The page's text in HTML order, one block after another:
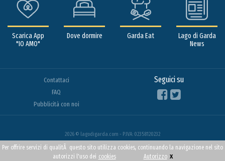
Scarica App
"IO AMO"
Dove dormire Garda Eat
Lago di Garda
News
Contattaci
FAQ
Pubblicità con noi
Seguici su
2026 © lagodigarda.com - P.IVA: 02358120232
Per offrire servizi di qualitÃ questo sito utilizza cookies, continuando la navigazione nel sito
autorizzi l'uso dei cookies Autorizzo x